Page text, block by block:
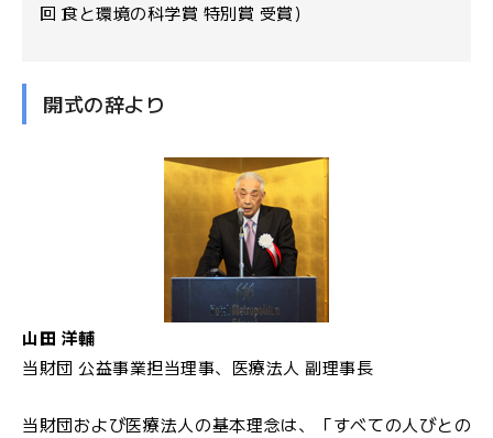
回 食と環境の科学賞 特別賞 受賞）
開式の辞より
山田 洋輔
当財団 公益事業担当理事、医療法人 副理事長
当財団および医療法人の基本理念は、「すべての人びとの